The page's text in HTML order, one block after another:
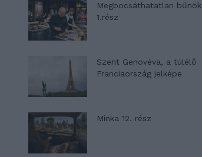
Megbocsáthatatlan bűnök
1.rész
Szent Genovéva, a túlélő
Franciaország jelképe
Minka 12. rész